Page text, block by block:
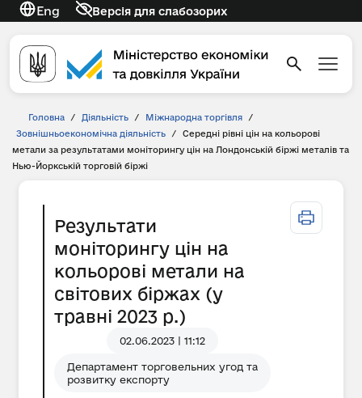
Eng Версія для слабозорих
Головна / Діяльність / Міжнародна торгівля
/
Зовнішньоекономічна діяльність
/
Середні рівні цін на кольорові
метали за результатами моніторингу цін на Лондонській біржі металів та
Нью-Йоркській торговій біржі
Результати
моніторингу цін на
кольорові метали на
світових біржах (у
травні 2023 р.)
02.06.2023 | 11:12
Департамент торговельних угод та
розвитку експорту